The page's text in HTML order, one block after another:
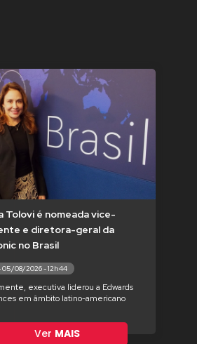
Tolovi é nomeada vice-
e diretora-geral da
no Brasil
08/2026 - 12h44
executiva liderou a Edwards
em âmbito latino-americano
Ver MAIS